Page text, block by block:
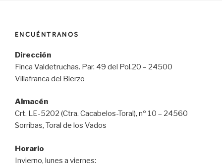
ENCUÉNTRANOS
Dirección
Finca Valdetruchas. Par. 49 del Pol.20 – 24500
Villafranca del Bierzo
Almacén
Crt. LE-5202 (Ctra. Cacabelos-Toral), nº 10 – 24560
Sorribas, Toral de los Vados
Horario
Invierno, lunes a viernes: